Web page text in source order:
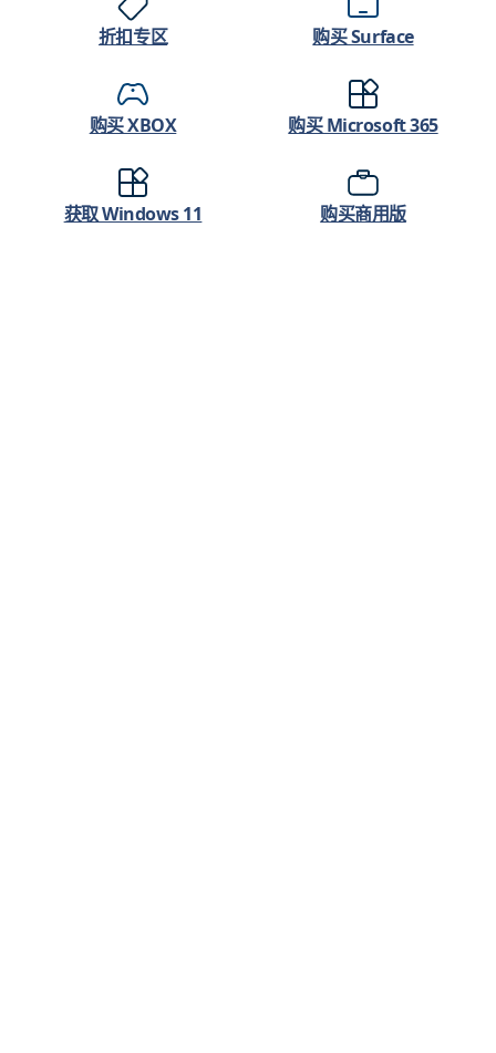
折扣专区 购买 Surface
购买 XBOX 购买 Microsoft 365
获取 Windows 11 购买商用版